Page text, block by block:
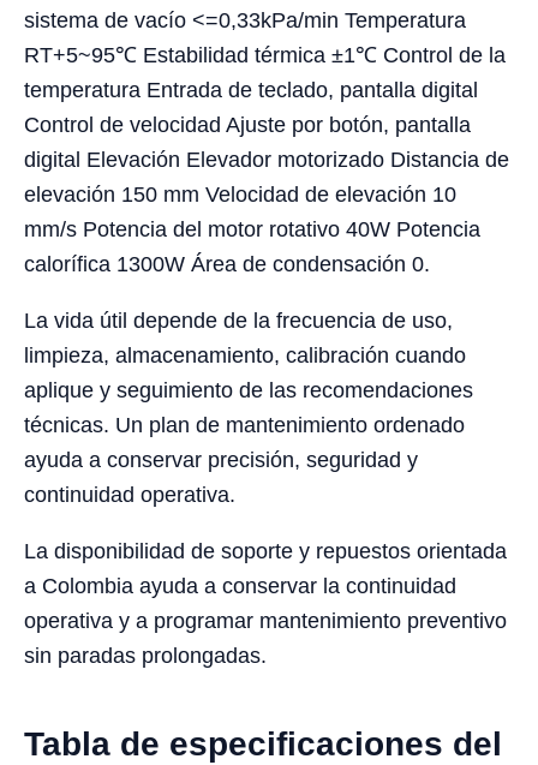
sistema de vacío <=0,33kPa/min Temperatura
RT+5~95℃ Estabilidad térmica ±1℃ Control de la
temperatura Entrada de teclado, pantalla digital
Control de velocidad Ajuste por botón, pantalla
digital Elevación Elevador motorizado Distancia de
elevación 150 mm Velocidad de elevación 10
mm/s Potencia del motor rotativo 40W Potencia
calorífica 1300W Área de condensación 0.
La vida útil depende de la frecuencia de uso,
limpieza, almacenamiento, calibración cuando
aplique y seguimiento de las recomendaciones
técnicas. Un plan de mantenimiento ordenado
ayuda a conservar precisión, seguridad y
continuidad operativa.
La disponibilidad de soporte y repuestos orientada
a Colombia ayuda a conservar la continuidad
operativa y a programar mantenimiento preventivo
sin paradas prolongadas.
Tabla de especificaciones del